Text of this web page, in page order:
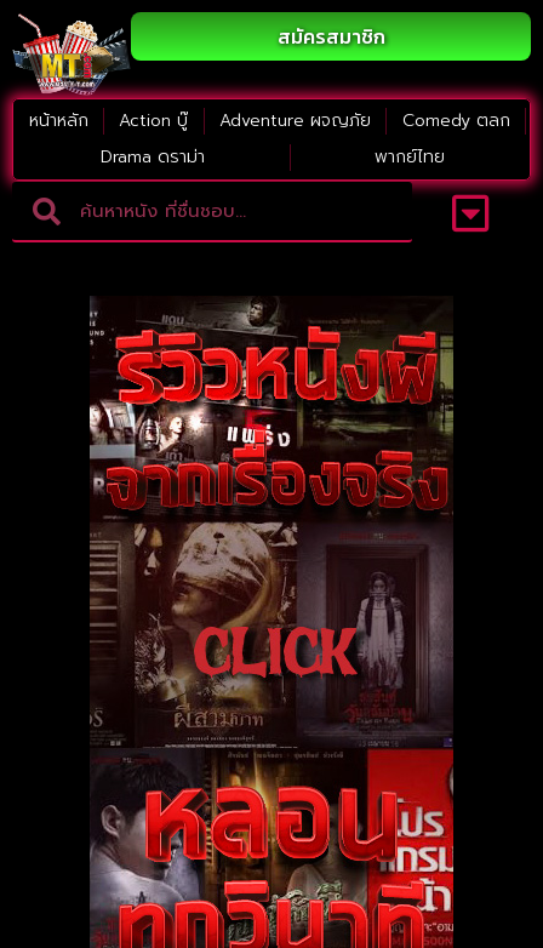
สมัครสมาชิก
หน้าหลัก Action บู๊ Adventure ผจญภัย
Comedy ตลก
Drama ดราม่า
พากย์ไทย